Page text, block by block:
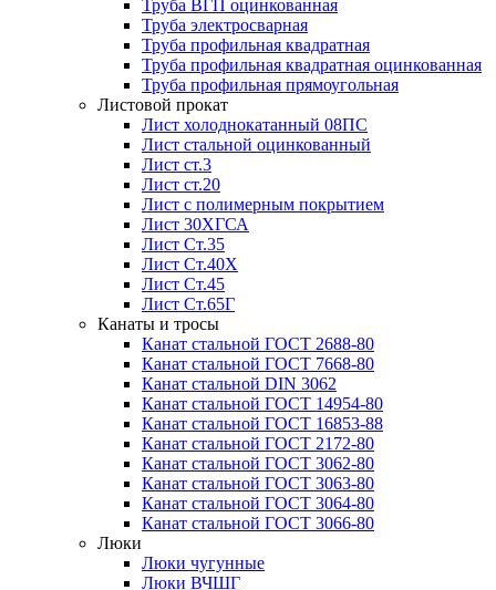
Труба ВГП оцинкованная
Труба электросварная
Труба профильная квадратная
Труба профильная квадратная оцинкованная
Труба профильная прямоугольная
Листовой прокат
Лист холоднокатанный 08ПС
Лист стальной оцинкованный
Лист ст.3
Лист ст.20
Лист с полимерным покрытием
Лист 30ХГСА
Лист Ст.35
Лист Ст.40Х
Лист Ст.45
Лист Ст.65Г
Канаты и тросы
Канат стальной ГОСТ 2688-80
Канат стальной ГОСТ 7668-80
Канат стальной DIN 3062
Канат стальной ГОСТ 14954-80
Канат стальной ГОСТ 16853-88
Канат стальной ГОСТ 2172-80
Канат стальной ГОСТ 3062-80
Канат стальной ГОСТ 3063-80
Канат стальной ГОСТ 3064-80
Канат стальной ГОСТ 3066-80
Люки
Люки чугунные
Люки ВЧШГ